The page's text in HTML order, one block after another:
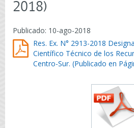
2018)
Publicado: 10-ago-2018
Res. Ex. N° 2913-2018
Científico Técnico de los
Centro-Sur. (Publicado en